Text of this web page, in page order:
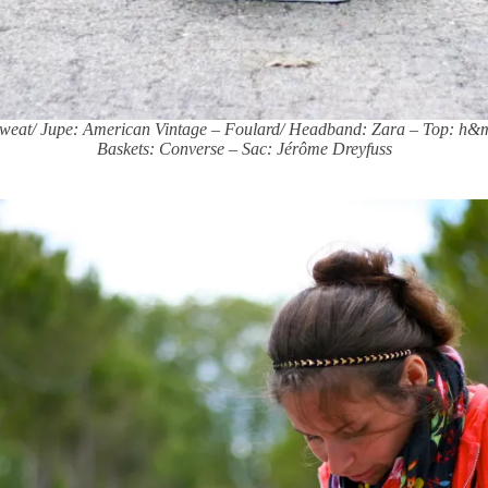
Jupe: American Vintage – Foulard/ Headband: Zara – Top:
Baskets: Converse – Sac: Jérôme Dreyfuss